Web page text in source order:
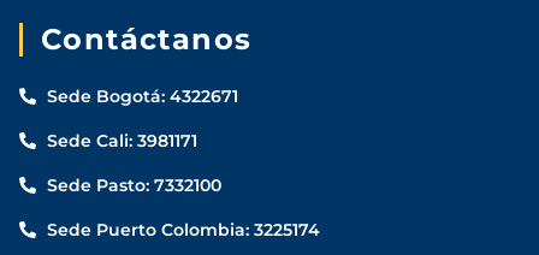
Contáctanos
Sede Bogotá: 4322671
Sede Cali: 3981171
Sede Pasto: 7332100
Sede Puerto Colombia: 3225174